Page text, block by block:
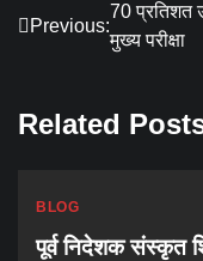
Post
navigation
Previous:
70 प्रतिशत
मुख्य परीक्षा
Related
BLOG
पूर्व निदेशक संस्कृत